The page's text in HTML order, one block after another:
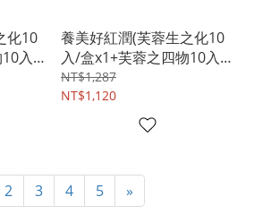
化10
10入/
養美好紅潤(芙蓉生之化10
入/盒x1+芙蓉之四物10入/
盒x2)
NT$1,287
NT$1,120
2 3 4 5 »